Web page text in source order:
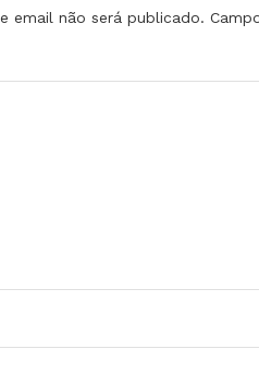
email não será publicado.